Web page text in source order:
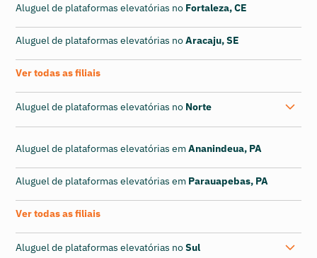
Aluguel de plataformas elevatórias no Fortaleza, CE
Aluguel de plataformas elevatórias noAracaju, SE
Ver todas as filiais
Aluguel de plataformas elevatórias no Norte
Aluguel de plataformas elevatórias emAnanindeua, PA
Aluguel de plataformas elevatórias em Parauapebas, PA
Ver todas as filiais
Aluguel de plataformas elevatórias noSul